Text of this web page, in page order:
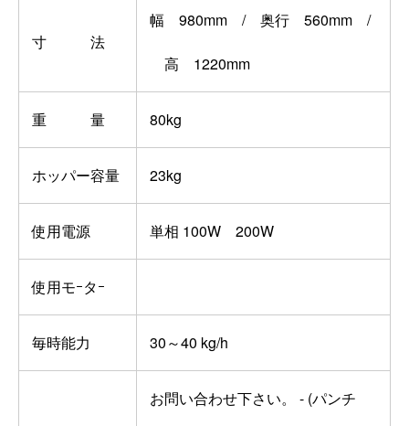
寸 法
幅 980mm / 奥行 560mm /
高 1220mm
重 量 80kg
ホッパー容量 23kg
使用電源 単相 100W 200W
使用モｰタｰ
毎時能力 30～40 kg/h
お問い合わせ下さい。 - (パンチ